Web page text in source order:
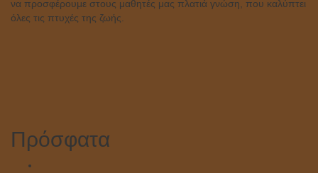
να προσφέρουμε στους μαθητές μας πλατιά γνώση, που καλύπτει
όλες τις πτυχές της ζωής.
Πρόσφατα